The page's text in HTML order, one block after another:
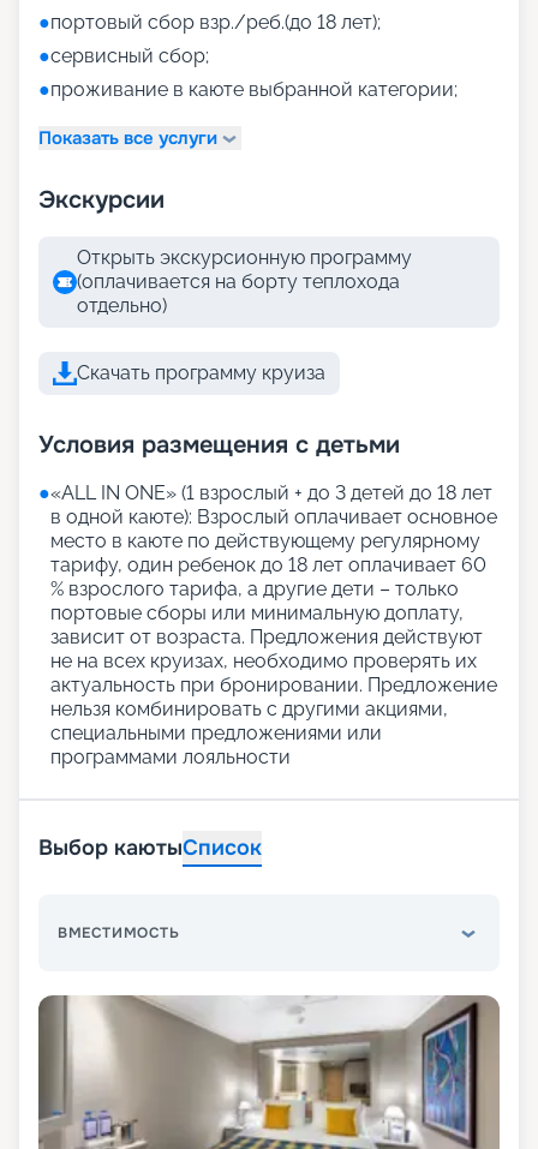
●портовый сбор взр./реб.(до 18 лет);
●сервисный сбор;
●проживание в каюте выбранной категории;
Показать все услуги
Экскурсии
Открыть экскурсионную программу
(оплачивается на борту теплохода
отдельно)
Скачать программу круиза
Условия размещения с детьми
●«АLL IN ONE» (1 взрослый + до 3 детей до 18 лет
в одной каюте): Взрослый оплачивает основное
место в каюте по действующему регулярному
тарифу, один ребенок до 18 лет оплачивает 60
% взрослого тарифа, а другие дети – только
портовые сборы или минимальную доплату,
зависит от возраста. Предложения действуют
не на всех круизах, необходимо проверять их
актуальность при бронировании. Предложение
нельзя комбинировать с другими акциями,
специальными предложениями или
программами лояльности
Выбор каютыСписок
ВМЕСТИМОСТЬ